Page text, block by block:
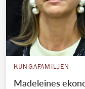
KUNGAFAMILJEN
Madeleines